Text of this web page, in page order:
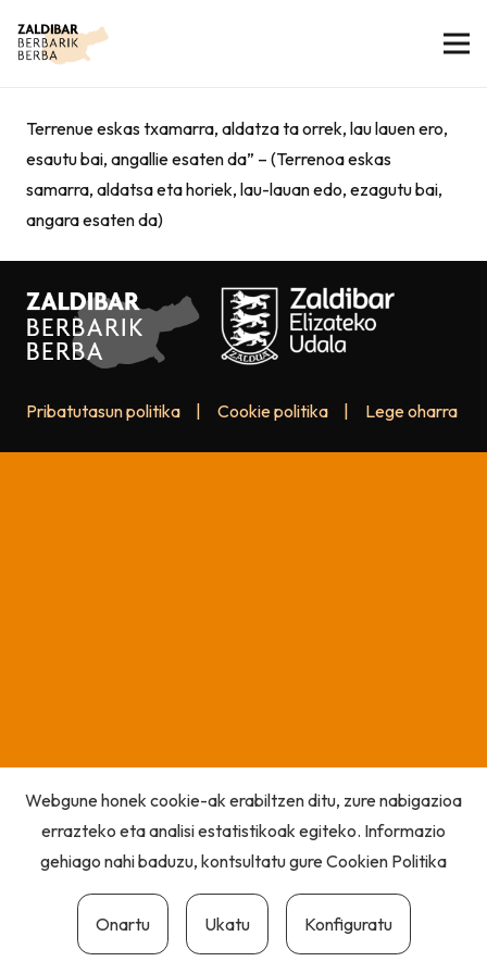
Terrenue eskas txamarra, aldatza ta orrek, lau lauen ero,
esautu bai, angallie esaten da” – (Terrenoa eskas
samarra, aldatsa eta horiek, lau-lauan edo, ezagutu bai,
angara esaten da)
Pribatutasun politika Cookie politika Lege oharra
Webgune honek cookie-ak erabiltzen ditu, zure nabigazioa
errazteko eta analisi estatistikoak egiteko. Informazio
gehiago nahi baduzu, kontsultatu gureCookien Politika
Onartu Ukatu Konfiguratu